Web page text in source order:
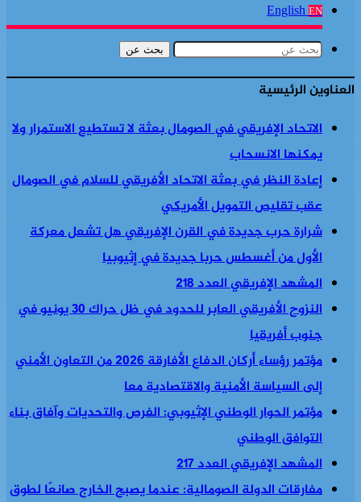
English EN
بحث عن
العناوين الرئيسية
الاتحاد الإفريقي في الصومال بعثة لا تستطيع الاستمرار ولا
يمكنها الانسحاب
إعادة النظر في بعثة الاتحاد الأفريقي للسلام في الصومال
عقب تقليص التمويل الأمريكي
شرارة حرب جديدة في القرن الإفريقي هل تشعل معركة
الأول من أغسطس حربا جديدة في إثيوبيا
المشهد الإفريقي العدد 218
النزوح الأفريقي العابر للحدود في ظل حراك 30 يونيو في
جنوب أفريقيا
مؤتمر رؤساء أركان الدفاع الأفارقة 2026 من التعاون الأمني
إلى السياسة الأمنية والاقتصادية معا
مؤتمر الحوار الوطني الإثيوبي: الفرص والتحديات وآفاق بناء
التوافق الوطني
المشهد الإفريقي العدد 217
مفارقات الدولة الصومالية: عندما يصبح الخارج صانعًا لطوق